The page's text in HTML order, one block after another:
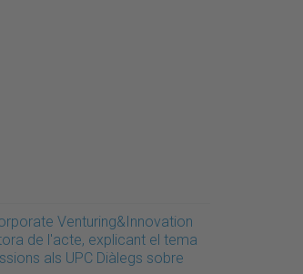
Venturing&Innovation
de l'acte, explicant el tema
als UPC Diàlegs sobre